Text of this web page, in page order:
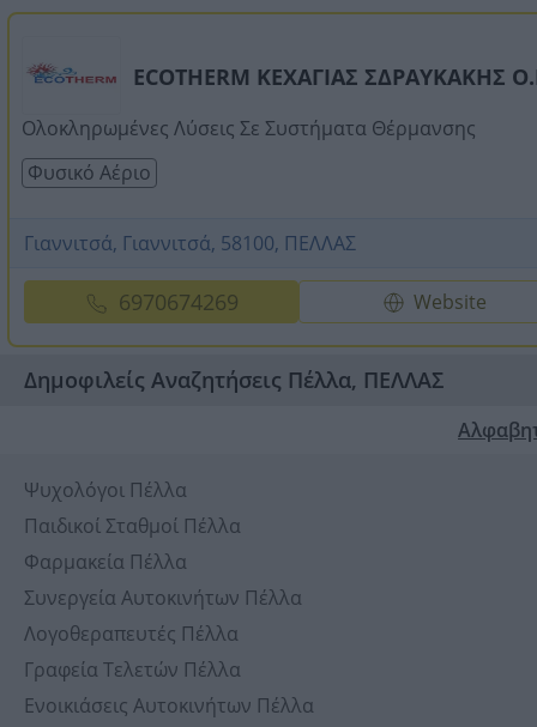
ECOTHERM ΚΕΧΑΓΙΑΣ ΣΔΡΑΥΚΑΚΗΣ
Ολοκληρωμένες Λύσεις Σε Συστήματα Θέρμανσης
Φυσικό Αέριο
Γιαννιτσά, Γιαννιτσά, 58100, ΠΕΛΛΑΣ
6970674269 Website
Δημοφιλείς Αναζητήσεις Πέλλα, ΠΕΛΛΑΣ
Ψυχολόγοι Πέλλα
Παιδικοί Σταθμοί Πέλλα
Φαρμακεία Πέλλα
Συνεργεία Αυτοκινήτων Πέλλα
Λογοθεραπευτές Πέλλα
Γραφεία Τελετών Πέλλα
Ενοικιάσεις Αυτοκινήτων Πέλλα